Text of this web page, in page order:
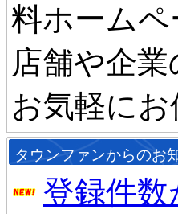
料ホーム
店舗や企
お気軽に
タウンファンからのお
登録件